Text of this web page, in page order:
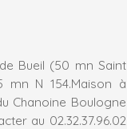
Bueil (50 mn Saint
mn N 154.Maison à
Chanoine Boulogne
au 02.32.37.96.02